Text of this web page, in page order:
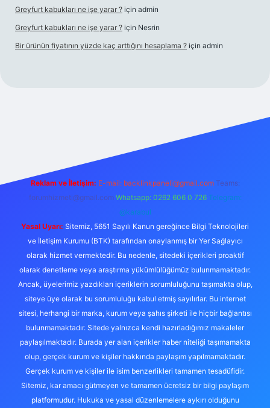
Greyfurt kabukları ne işe yarar ? için admin
Greyfurt kabukları ne işe yarar ? için Nesrin
Bir ürünün fiyatının yüzde kaç arttığını hesaplama ? için admin
m elexbet
Reklam ve İletişim: E-mail: backlinkpaneli@gmail.com Teams:
forumhizmeti@gmail.com Whatsapp: 0262 606 0 726 Telegram:
@karabul
Yasal Uyarı: Sitemiz, 5651 Sayılı Kanun gereğince Bilgi Teknolojileri
ve İletişim Kurumu (BTK) tarafından onaylanmış bir Yer Sağlayıcı
olarak hizmet vermektedir. Bu nedenle, sitedeki içerikleri proaktif
olarak denetleme veya araştırma yükümlülüğümüz bulunmamaktadır.
Ancak, üyelerimiz yazdıkları içeriklerin sorumluluğunu taşımakta olup,
siteye üye olarak bu sorumluluğu kabul etmiş sayılırlar. Bu internet
sitesi, herhangi bir marka, kurum veya şahıs şirketi ile hiçbir bağlantısı
bulunmamaktadır. Sitede yalnızca kendi hazırladığımız makaleler
paylaşılmaktadır. Burada yer alan içerikler haber niteliği taşımamakta
olup, gerçek kurum ve kişiler hakkında paylaşım yapılmamaktadır.
Gerçek kurum ve kişiler ile isim benzerlikleri tamamen tesadüfidir.
Sitemiz, kar amacı gütmeyen ve tamamen ücretsiz bir bilgi paylaşım
platformudur. Hukuka ve yasal düzenlemelere aykırı olduğunu